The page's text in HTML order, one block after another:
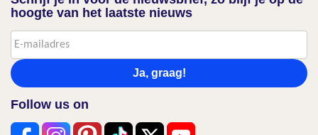
hoogte van het laatste nieuws
Ja, graag!
Follow us on